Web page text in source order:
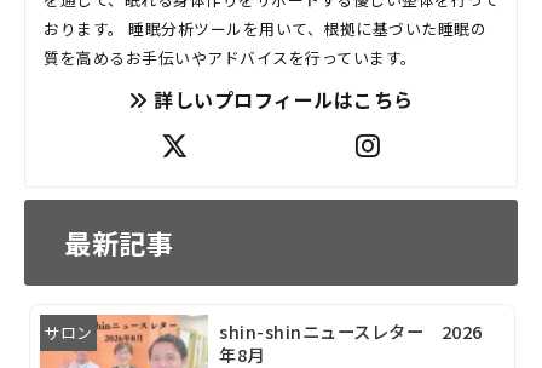
おります。 睡眠分析ツールを用いて、根拠に基づいた睡眠の
質を高めるお手伝いやアドバイスを行っています。
詳しいプロフィールはこちら
最新記事
サロン
shin-shinニュースレター 2026
年8月